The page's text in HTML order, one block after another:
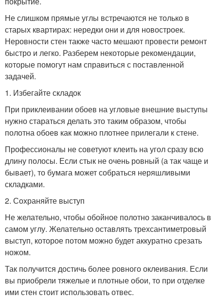
Не слишком прямые углы встречаются не только в
старых квартирах: нередки они и для новостроек.
Неровности стен также часто мешают провести ремонт
быстро и легко. Разберем некоторые рекомендации,
которые помогут нам справиться с поставленной
задачей.
1. Избегайте складок
При приклеивании обоев на угловые внешние выступы
нужно стараться делать это таким образом, чтобы
полотна обоев как можно плотнее прилегали к стене.
Профессионалы не советуют клеить на угол сразу всю
длину полосы. Если стык не очень ровный (а так чаще и
бывает), то бумага может собраться неряшливыми
складками.
2. Сохраняйте выступ
Не желательно, чтобы обойное полотно заканчивалось в
самом углу. Желательно оставлять трехсантиметровый
выступ, которое потом можно будет аккуратно срезать
ножом.
Так получится достичь более ровного оклеивания. Если
вы приобрели тяжелые и плотные обои, то при отделке
ими стен стоит использовать отвес.